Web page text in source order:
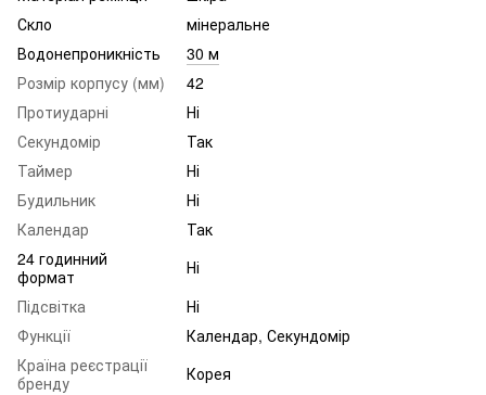
Скло
мінеральне
Водонепроникність
30 м
Розмір корпусу (мм)
42
Протиударні
Ні
Секундомір
Так
Таймер
Ні
Будильник
Ні
Календар
Так
24 годинний
формат
Ні
Підсвітка
Ні
Функції
Календар, Секундомір
Країна реєстрації
бренду
Корея